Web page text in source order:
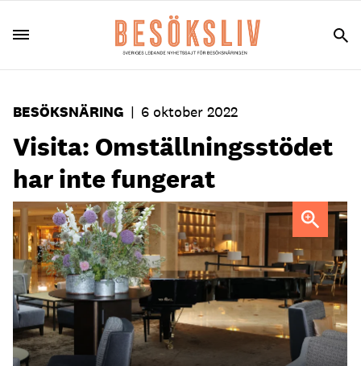
BESÖKSNÄRING | 6 oktober 2022
Visita: Omställningsstödet
har inte fungerat
Pressbild